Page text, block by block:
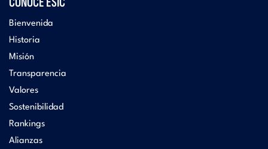
Bienvenida
Historia
Misión
Transparencia
Valores
Sostenibilidad
Rankings
Alianzas